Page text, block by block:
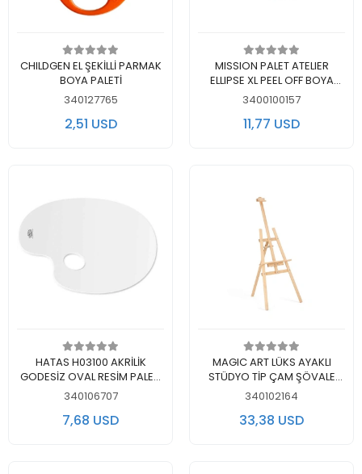
Add to cart
CHILDGEN EL ŞEKİLLİ PARMAK
BOYA PALETİ
340127765
2,51 USD
Add to cart
MISSION PALET ATELIER
ELLIPSE XL PEEL OFF BOYA
TUTMAYAN PALET 3079
3400100157
11,77 USD
Add to cart
HATAS H03100 AKRİLİK
GODESİZ OVAL RESİM PALETİ
20x30cm.
340106707
7,68 USD
Add to cart
MAGIC ART LÜKS AYAKLI
STÜDYO TİP ÇAM ŞÖVALE
175cm
340102164
33,38 USD